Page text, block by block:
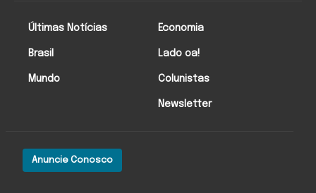
Anuncie Conosco
Últimas Notícias
Brasil
Mundo
Economia
Lado oa!
Colunistas
Newsletter